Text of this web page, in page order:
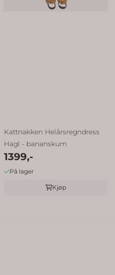
Kattnakken Helårsregndress
Hagl - bananskum
1399,-
På lager
Kjøp